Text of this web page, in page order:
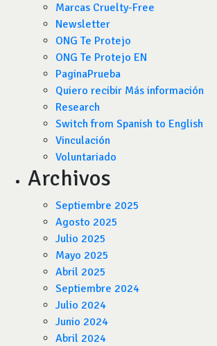
Marcas Cruelty-Free
Newsletter
ONG Te Protejo
ONG Te Protejo EN
PaginaPrueba
Quiero recibir Más información
Research
Switch from Spanish to English
Vinculación
Voluntariado
Archivos
Septiembre 2025
Agosto 2025
Julio 2025
Mayo 2025
Abril 2025
Septiembre 2024
Julio 2024
Junio 2024
Abril 2024